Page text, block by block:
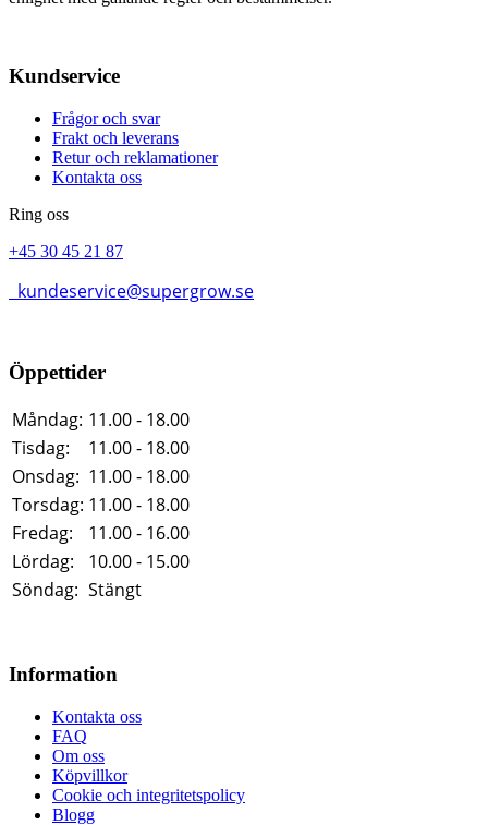
Kundservice
Frågor och svar
Frakt och leverans
Retur och reklamationer
Kontakta oss
Ring oss
+45 30 45 21 87
kundeservice@supergrow.se
Öppettider
Måndag: 11.00 - 18.00
Tisdag:
11.00 - 18.00
Onsdag: 11.00 - 18.00
Torsdag: 11.00 - 18.00
Fredag:
11.00 - 16.00
Lördag:
10.00 - 15.00
Söndag: Stängt
Information
Kontakta oss
FAQ
Om oss
Köpvillkor
Cookie och integritetspolicy
Blogg